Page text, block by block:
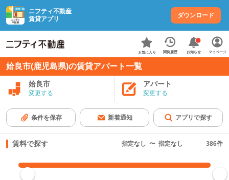
ニフティ不動産
賃貸アプリ
ダウンロード
お気に入り 閲覧履歴 お知らせ マイページ
姶良市(鹿児島県)の賃貸アパート一覧
姶良市
変更する
アパート
変更する
条件を保存 新着通知 アプリで探す
賃料で探す 指定なし 〜 指定なし 386件